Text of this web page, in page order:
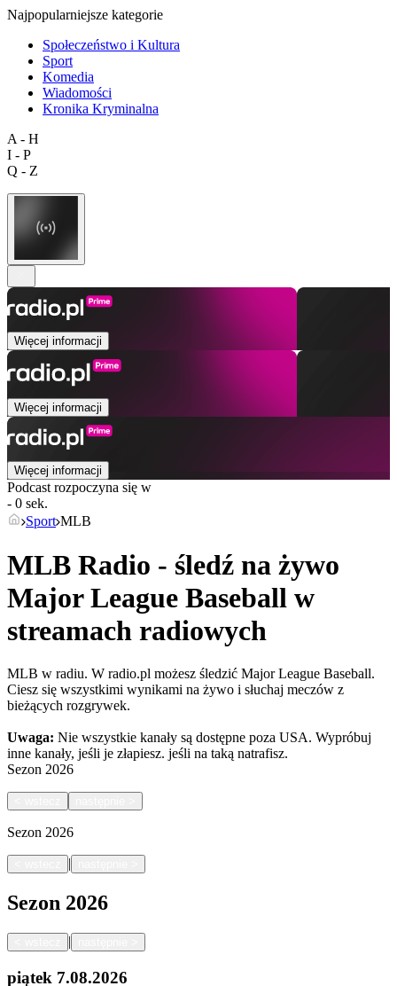
Najpopularniejsze kategorie
Społeczeństwo i Kultura
Sport
Komedia
Wiadomości
Kronika Kryminalna
A - H
I - P
Q - Z
Więcej informacji
Więcej informacji
Więcej informacji
Podcast rozpoczyna się w
- 0 sek.
Sport MLB
MLB Radio - śledź na żywo
Major League Baseball w
streamach radiowych
MLB w radiu. W radio.pl możesz śledzić Major League Baseball.
Ciesz się wszystkimi wynikami na żywo i słuchaj meczów z
bieżących rozgrywek.
Uwaga: Nie wszystkie kanały są dostępne poza USA. Wypróbuj
inne kanały, jeśli je złapiesz. jeśli na taką natrafisz.
Sezon 2026
Sezon 2026
|
Sezon 2026
|
piątek 7.08.2026